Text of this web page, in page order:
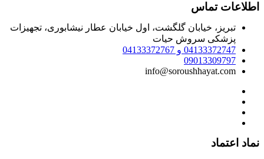
اطلاعات تماس
تبریز، خیابان گلگشت، اول خیابان عطار نیشابوری، تجهیزات
پزشکی سروش حیات
04133372747 و 04133372767
09013309797
info@soroushhayat.com
نماد اعتماد